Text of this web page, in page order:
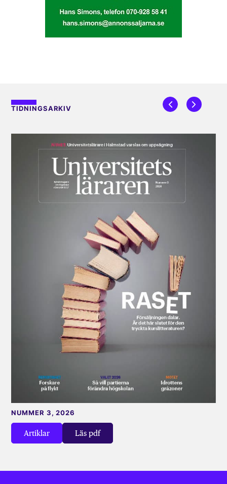
TIDNINGSARKIV
Artiklar Läs pdf
NUMMER 3, 2026